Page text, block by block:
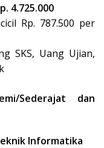
4.725.000
Rp. 787.500 per
SKS, Uang Ujian,
Sederajat dan
Informatika